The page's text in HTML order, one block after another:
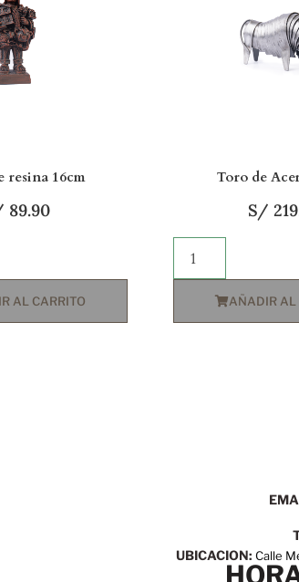
resina 16cm
89.90
AL CARRITO
Toro de
S/
AÑADIR AL
UBICACION:Calle